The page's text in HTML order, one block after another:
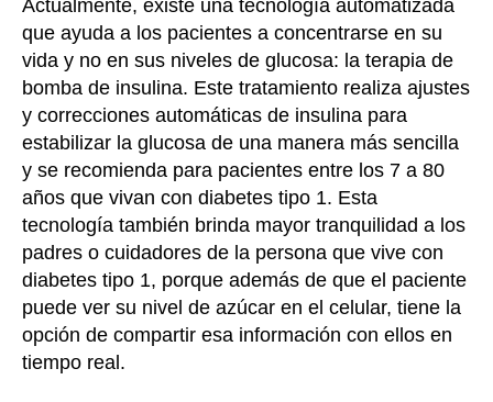
Actualmente, existe una tecnología automatizada
que ayuda a los pacientes a concentrarse en su
vida y no en sus niveles de glucosa: la terapia de
bomba de insulina. Este tratamiento realiza ajustes
y correcciones automáticas de insulina para
estabilizar la glucosa de una manera más sencilla
y se recomienda para pacientes entre los 7 a 80
años que vivan con diabetes tipo 1. Esta
tecnología también brinda mayor tranquilidad a los
padres o cuidadores de la persona que vive con
diabetes tipo 1, porque además de que el paciente
puede ver su nivel de azúcar en el celular, tiene la
opción de compartir esa información con ellos en
tiempo real.